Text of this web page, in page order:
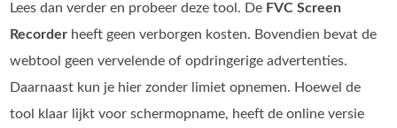
Lees dan verder en probeer deze tool. De FVC Screen
Recorder heeft geen verborgen kosten. Bovendien bevat de
webtool geen vervelende of opdringerige advertenties.
Daarnaast kun je hier zonder limiet opnemen. Hoewel de
tool klaar lijkt voor schermopname, heeft de online versie